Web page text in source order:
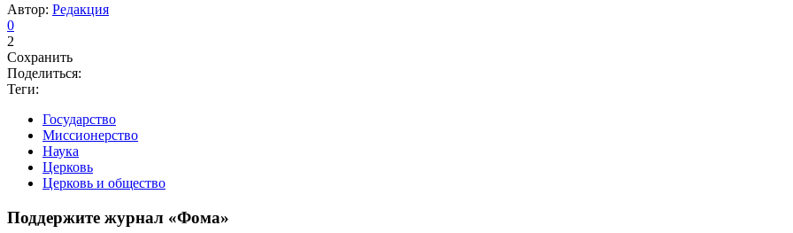
Автор: Редакция
0
2
Сохранить
Поделиться:
Теги:
Государство
Миссионерство
Наука
Церковь
Церковь и общество
Поддержите журнал «Фома»